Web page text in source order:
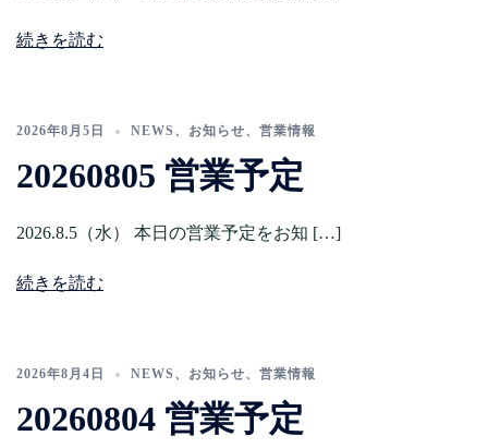
続きを読む
2026年8月5日 NEWS 、 お知らせ、 営業情報
20260805 営業予定
2026.8.5（水） 本日の営業予定をお知 […]
続きを読む
2026年8月4日 NEWS 、 お知らせ、 営業情報
20260804 営業予定